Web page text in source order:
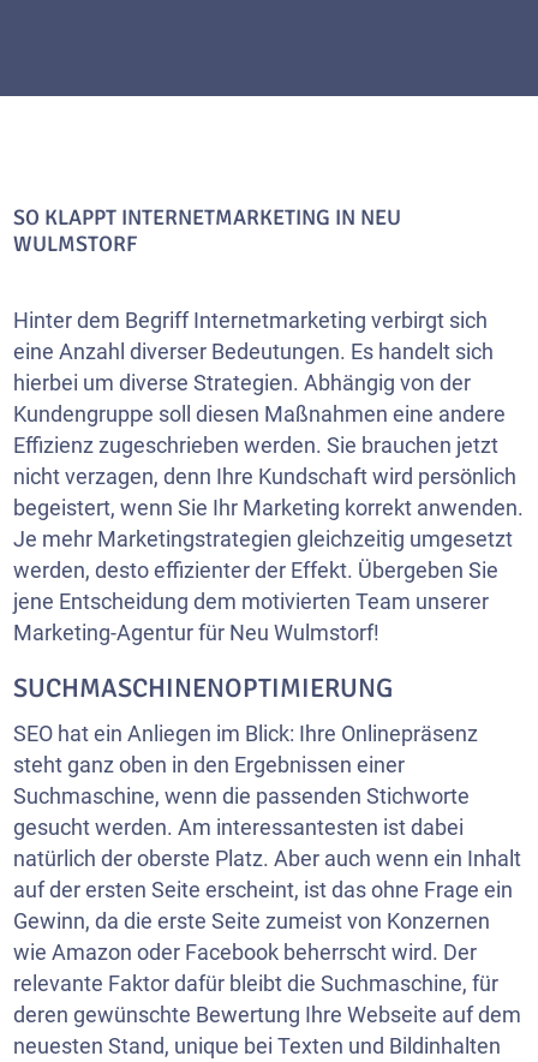
SO KLAPPT INTERNETMARKETING IN NEU
WULMSTORF
Hinter dem Begriff Internetmarketing verbirgt sich
eine Anzahl diverser Bedeutungen. Es handelt sich
hierbei um diverse Strategien. Abhängig von der
Kundengruppe soll diesen Maßnahmen eine andere
Effizienz zugeschrieben werden. Sie brauchen jetzt
nicht verzagen, denn Ihre Kundschaft wird persönlich
begeistert, wenn Sie Ihr Marketing korrekt anwenden.
Je mehr Marketingstrategien gleichzeitig umgesetzt
werden, desto effizienter der Effekt. Übergeben Sie
jene Entscheidung dem motivierten Team unserer
Marketing-Agentur für Neu Wulmstorf!
SUCHMASCHINENOPTIMIERUNG
SEO hat ein Anliegen im Blick: Ihre Onlinepräsenz
steht ganz oben in den Ergebnissen einer
Suchmaschine, wenn die passenden Stichworte
gesucht werden. Am interessantesten ist dabei
natürlich der oberste Platz. Aber auch wenn ein Inhalt
auf der ersten Seite erscheint, ist das ohne Frage ein
Gewinn, da die erste Seite zumeist von Konzernen
wie Amazon oder Facebook beherrscht wird. Der
relevante Faktor dafür bleibt die Suchmaschine, für
deren gewünschte Bewertung Ihre Webseite auf dem
neuesten Stand, unique bei Texten und Bildinhalten